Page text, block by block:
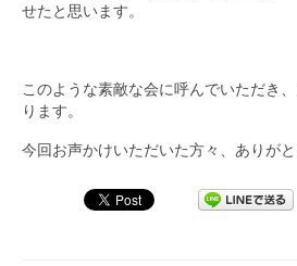
せたと思います。
このような素敵な会に呼んでいただき
ります。
今回お声かけいただいた方々、ありがと